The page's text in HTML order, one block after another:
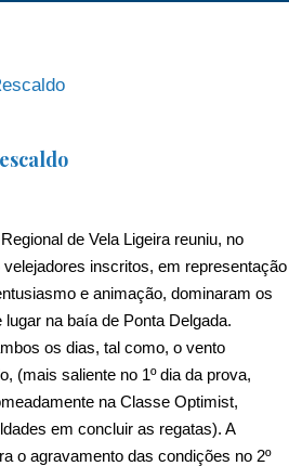
de Vela Ligeira reuniu, no
inscritos, em representação
e animação, dominaram os
na baía de Ponta Delgada.
os dias, tal como, o vento
(mais saliente no 1º dia da prova,
na Classe Optimist,
em concluir as regatas). A
o agravamento das condições no 2º